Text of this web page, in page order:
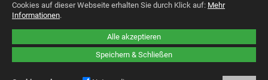
Alle akzeptieren
Speichern & Schließen
Cookies auf dieser Webseite erhalten Sie durch Klick auf: Mehr
Informationen.